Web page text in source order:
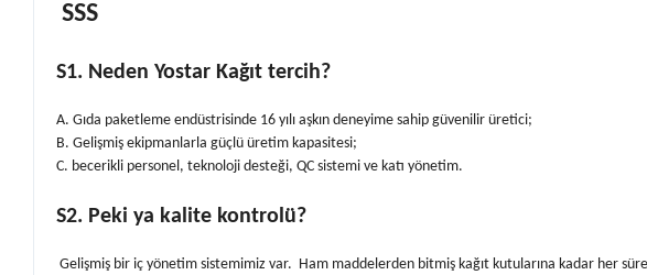
SSS
S1. Neden Yostar Kağıt tercih?
A. Gıda paketleme endüstrisinde 16 yılı aşkın deneyime sahip güvenilir üretici;
B. Gelişmiş ekipmanlarla güçlü üretim kapasitesi;
C. becerikli personel, teknoloji desteği, QC sistemi ve katı yönetim.
S2. Peki ya kalite kontrolü?
Gelişmiş bir iç yönetim sistemimiz var. Ham maddelerden bitmiş kağıt kutularına kadar her